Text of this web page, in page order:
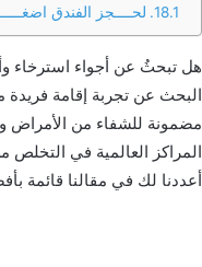
لحــــجز الفندق
هل تبحثُ عن أجواء استرخاء
البحث عن تجربة إقامة
مضمونة للشفاء من الأمراض
المراكز العالمية في التخلص
أعددنا لك في مقالنا قائمة